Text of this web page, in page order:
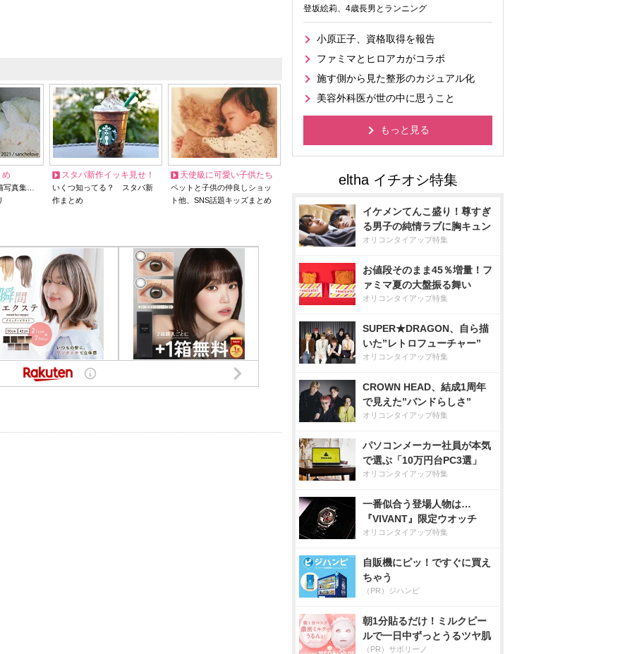
め
写真集…
スタバ新作イッキ見せ！
いくつ知ってる？ スタバ新
作まとめ
天使級に可愛い子供たち
ペットと子供の仲良しショッ
ト他、SNS話題キッズまとめ
登坂絵莉、4歳長男とランニング
小原正子、資格取得を報告
ファミマとヒロアカがコラボ
施す側から見た整形のカジュアル化
美容外科医が世の中に思うこと
もっと見る
イケメンてんこ盛り！尊すぎ
る男子の純情ラブに胸キュン
オリコンタイアップ特集
お値段そのまま45％増量！フ
ァミマ夏の大盤振る舞い
オリコンタイアップ特集
SUPER★DRAGON、自ら描
いた”レトロフューチャー”
オリコンタイアップ特集
CROWN HEAD、結成1周年
で見えた”バンドらしさ”
オリコンタイアップ特集
パソコンメーカー社員が本気
で選ぶ「10万円台PC3選」
オリコンタイアップ特集
一番似合う登場人物は…
『VIVANT』限定ウオッチ
オリコンタイアップ特集
自販機にピッ！ですぐに買え
ちゃう
（PR）ジハンピ
朝1分貼るだけ！ミルクピー
ルで一日中ずっとうるツヤ肌
（PR）サボリーノ